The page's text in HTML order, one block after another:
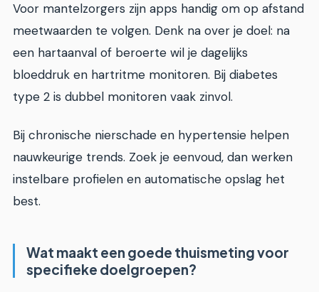
Voor mantelzorgers zijn apps handig om op afstand
meetwaarden te volgen. Denk na over je doel: na
een hartaanval of beroerte wil je dagelijks
bloeddruk en hartritme monitoren. Bij diabetes
type 2 is dubbel monitoren vaak zinvol.
Bij chronische nierschade en hypertensie helpen
nauwkeurige trends. Zoek je eenvoud, dan werken
instelbare profielen en automatische opslag het
best.
Wat maakt een goede thuismeting voor
specifieke doelgroepen?